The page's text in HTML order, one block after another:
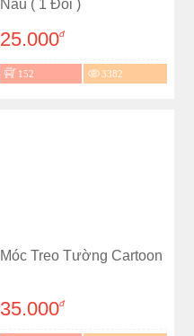
Nâu ( 1 Đôi )
25.000đ
152 3382
Móc Treo Tường Cartoon
35.000đ